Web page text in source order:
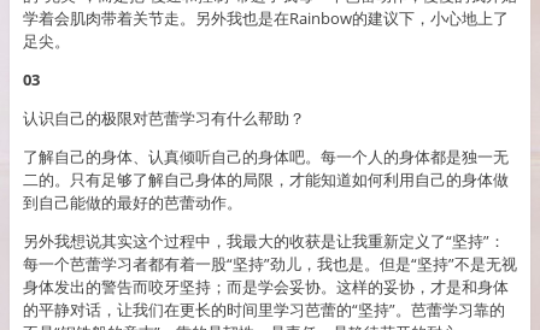
学着会肌肉带着关节走。另外我也是在Rainbow的建议下，小心地上了
足尖。
03
认识自己的极限对芭蕾学习有什么帮助？
了解自己的身体、认真倾听自己的身体吧。每一个人的身体都是独一无
二的。只有足够了解自己身体的局限，才能知道如何利用自己的身体做
到自己能做的最好的芭蕾动作。
另外我想说其实这个过程中，我最大的收获是让我重新定义了“坚持”：
每一个芭蕾学习者都有着一股“坚持”劲儿，我也是。但是“坚持”不是无视
身体发出的警告而咬牙坚持；而是学会妥协。这样的妥协，才是和身体
的平静对话，让我们在更长的时间里学习芭蕾的“坚持”。芭蕾学习靠的